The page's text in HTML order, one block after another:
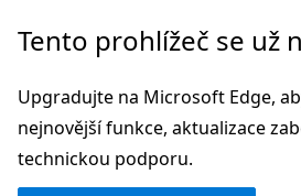
Přeskočit
hlavní
obsah
Přeskočit
navigaci
na
stránce
Tento prohlížeč se už
Upgradujte na Microsoft Edge,
nejnovější funkce, aktualizace
technickou podporu.